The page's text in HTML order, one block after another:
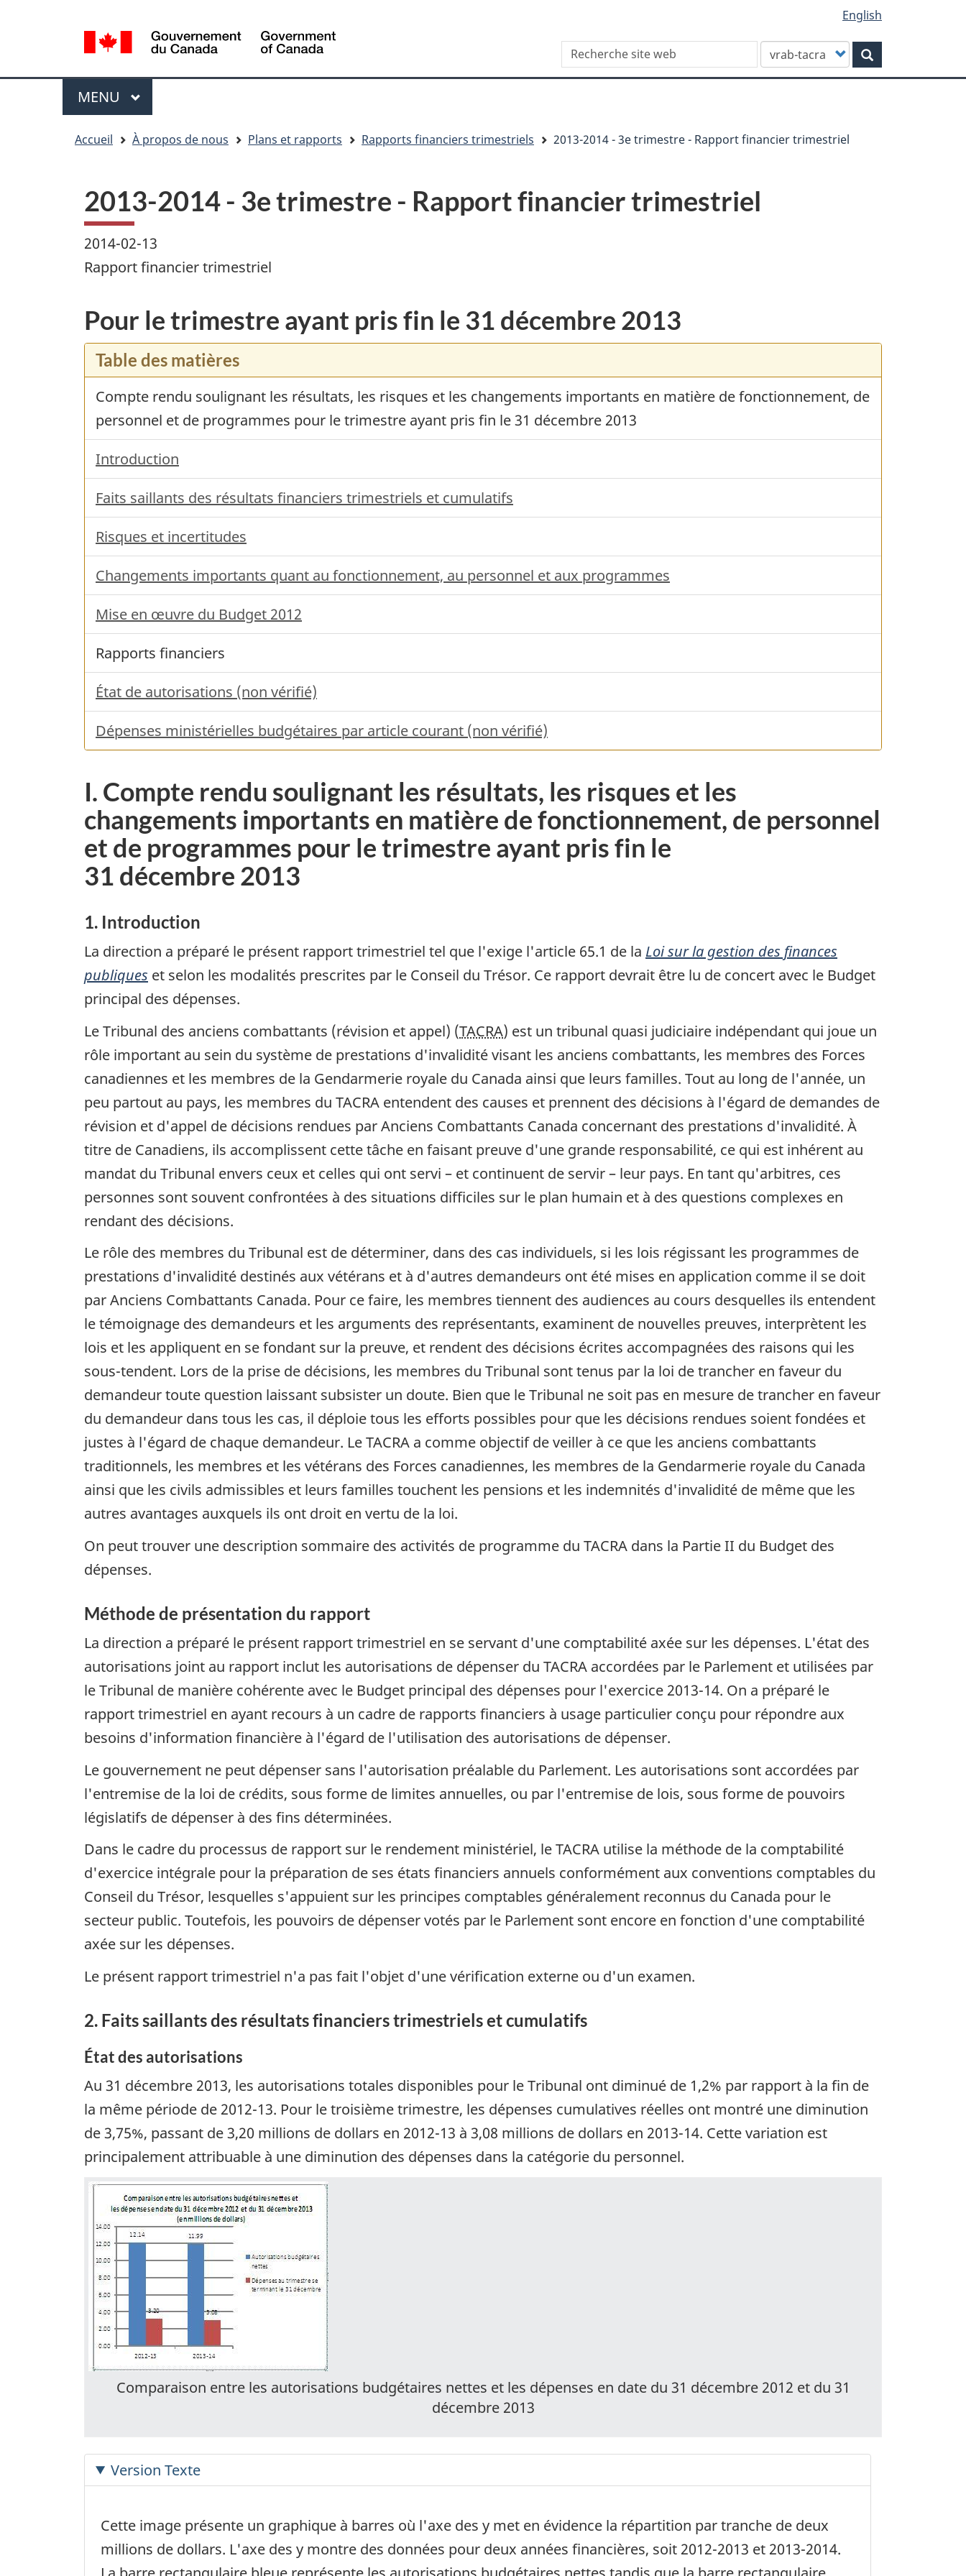
de
langue
Language
English
Recherche
site
web
Customize
your
search
Menu
MENU PRINCIPAL
Accueil À propos de nous Plans et rapports Rapports financiers trimestriels 2013-2014 - 3e trimestre - Rapport financier trimestriel
2013-2014 - 3e trimestre - Rapport financier trimestriel
2014-02-13
Rapport financier trimestriel
Pour le trimestre ayant pris fin le 31 décembre 2013
Table des matières
Compte rendu soulignant les résultats, les risques et les changements importants en matière de fonctionnement, de
personnel et de programmes pour le trimestre ayant pris fin le31 décembre 2013
Introduction
Faits saillants des résultats financiers trimestriels et cumulatifs
Risques et incertitudes
Changements importants quant au fonctionnement, au personnel et aux programmes
Mise en œuvre du Budget 2012
Rapports financiers
État de autorisations (non vérifié)
Dépenses ministérielles budgétaires par article courant (non vérifié)
I. Compte rendu soulignant les résultats, les risques et les
changements importants en matière de fonctionnement, de personnel
et de programmes pour le trimestre ayant pris fin le
31 décembre 2013
1. Introduction
La direction a préparé le présent rapport trimestriel tel que l'exige l'article 65.1 de la Loi sur la gestion des finances
publiques et selon les modalités prescrites par le Conseil du Trésor. Ce rapport devrait être lu de concert avec le Budget
principal des dépenses.
Le Tribunal des anciens combattants (révision et appel) (TACRA) est un tribunal quasi judiciaire indépendant qui joue un
rôle important au sein du système de prestations d'invalidité visant les anciens combattants, les membres des Forces
canadiennes et les membres de la Gendarmerie royale du Canada ainsi que leurs familles. Tout au long de l'année, un
peu partout au pays, les membres du TACRA entendent des causes et prennent des décisions à l'égard de demandes de
révision et d'appel de décisions rendues par Anciens Combattants Canada concernant des prestations d'invalidité. À
titre de Canadiens, ils accomplissent cette tâche en faisant preuve d'une grande responsabilité, ce qui est inhérent au
mandat du Tribunal envers ceux et celles qui ont servi – et continuent de servir – leur pays. En tant qu'arbitres, ces
personnes sont souvent confrontées à des situations difficiles sur le plan humain et à des questions complexes en
rendant des décisions.
Le rôle des membres du Tribunal est de déterminer, dans des cas individuels, si les lois régissant les programmes de
prestations d'invalidité destinés aux vétérans et à d'autres demandeurs ont été mises en application comme il se doit
par Anciens Combattants Canada. Pour ce faire, les membres tiennent des audiences au cours desquelles ils entendent
le témoignage des demandeurs et les arguments des représentants, examinent de nouvelles preuves, interprètent les
lois et les appliquent en se fondant sur la preuve, et rendent des décisions écrites accompagnées des raisons qui les
sous-tendent. Lors de la prise de décisions, les membres du Tribunal sont tenus par la loi de trancher en faveur du
demandeur toute question laissant subsister un doute. Bien que le Tribunal ne soit pas en mesure de trancher en faveur
du demandeur dans tous les cas, il déploie tous les efforts possibles pour que les décisions rendues soient fondées et
justes à l'égard de chaque demandeur. Le TACRA a comme objectif de veiller à ce que les anciens combattants
traditionnels, les membres et les vétérans des Forces canadiennes, les membres de la Gendarmerie royale du Canada
ainsi que les civils admissibles et leurs familles touchent les pensions et les indemnités d'invalidité de même que les
autres avantages auxquels ils ont droit en vertu de la loi.
On peut trouver une description sommaire des activités de programme du TACRA dans la Partie II du Budget des
dépenses.
Méthode de présentation du rapport
La direction a préparé le présent rapport trimestriel en se servant d'une comptabilité axée sur les dépenses. L'état des
autorisations joint au rapport inclut les autorisations de dépenser du TACRA accordées par le Parlement et utilisées par
le Tribunal de manière cohérente avec le Budget principal des dépenses pour l'exercice 2013-14. On a préparé le
rapport trimestriel en ayant recours à un cadre de rapports financiers à usage particulier conçu pour répondre aux
besoins d'information financière à l'égard de l'utilisation des autorisations de dépenser.
Le gouvernement ne peut dépenser sans l'autorisation préalable du Parlement. Les autorisations sont accordées par
l'entremise de la loi de crédits, sous forme de limites annuelles, ou par l'entremise de lois, sous forme de pouvoirs
législatifs de dépenser à des fins déterminées.
Dans le cadre du processus de rapport sur le rendement ministériel, le TACRA utilise la méthode de la comptabilité
d'exercice intégrale pour la préparation de ses états financiers annuels conformément aux conventions comptables du
Conseil du Trésor, lesquelles s'appuient sur les principes comptables généralement reconnus du Canada pour le
secteur public. Toutefois, les pouvoirs de dépenser votés par le Parlement sont encore en fonction d'une comptabilité
axée sur les dépenses.
Le présent rapport trimestriel n'a pas fait l'objet d'une vérification externe ou d'un examen.
2. Faits saillants des résultats financiers trimestriels et cumulatifs
État des autorisations
Au 31 décembre 2013, les autorisations totales disponibles pour le Tribunal ont diminué de 1,2% par rapport à la fin de
la même période de 2012-13. Pour le troisième trimestre, les dépenses cumulatives réelles ont montré une diminution
de 3,75%, passant de 3,20 millions de dollars en 2012-13 à 3,08 millions de dollars en 2013-14. Cette variation est
principalement attribuable à une diminution des dépenses dans la catégorie du personnel.
Comparaison entre les autorisations budgétaires nettes et les dépenses en date du 31 décembre 2012 et du 31
décembre 2013
Version Texte
Cette image présente un graphique à barres où l'axe des y met en évidence la répartition par tranche de deux
millions de dollars. L'axe des y montre des données pour deux années financières, soit 2012-2013 et 2013-2014.